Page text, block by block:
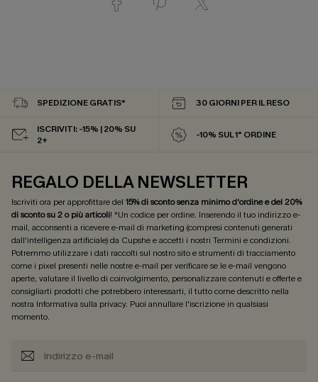
SPEDIZIONE GRATIS* 30 GIORNI PER IL RESO
ISCRIVITI: -15% | 20% SU
2+
-10% SUL 1° ORDINE
REGALO DELLA NEWSLETTER
Iscriviti ora per approfittare del 15% di sconto senza minimo d'ordine e del 20%
di sconto su 2 o più articoli! *Un codice per ordine. Inserendo il tuo indirizzo e-
mail, acconsenti a ricevere e-mail di marketing (compresi contenuti generati
dall'intelligenza artificiale) da Cupshe e accetti i nostri Termini e condizioni.
Potremmo utilizzare i dati raccolti sul nostro sito e strumenti di tracciamento
come i pixel presenti nelle nostre e-mail per verificare se le e-mail vengono
aperte, valutare il livello di coinvolgimento, personalizzare contenuti e offerte e
consigliarti prodotti che potrebbero interessarti, il tutto come descritto nella
nostra Informativa sulla privacy. Puoi annullare l'iscrizione in qualsiasi
momento.